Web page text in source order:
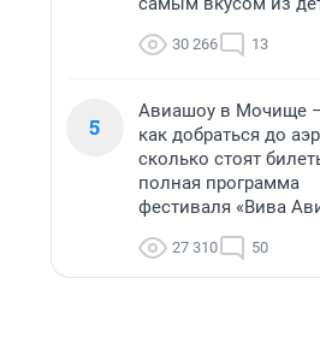
30 266 13
5
Авиашоу в Мочище
как добраться до
сколько стоят
полная программа
фестиваля «Вива
27 310 50